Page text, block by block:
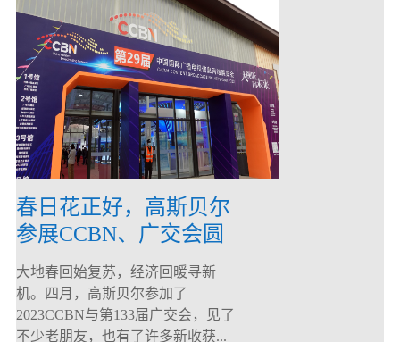
春日花正好，高斯贝尔
参展CCBN、广交会圆
满落幕！
大地春回始复苏，经济回暖寻新
机。四月，高斯贝尔参加了
2023CCBN与第133届广交会，见了
不少老朋友，也有了许多新收获...